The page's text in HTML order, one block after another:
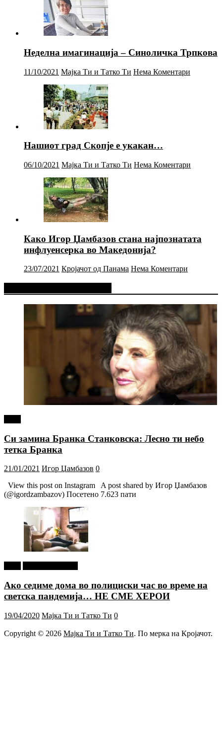
Неделна имагинација – Синоличка Трпкова
11/10/2021 Мајка Ти и Татко Ти Нема Коментари
Нашиот град Скопје е укакан…
06/10/2021 Мајка Ти и Татко Ти Нема Коментари
Како Игор Џамбазов стана најпознатата
инфлуенсерка во Македонија?
23/07/2021 Кројачот од Панама Нема Коментари
Си замина Бранка Станковска: Лесно ти небо
тетка Бранка
21/01/2021 Игор Џамбазов 0
View this post on Instagram A post shared by Игор Џамбазов
(@igordzambazov) Посетено 7.623 пати
Ако седиме дома во полициски час во време на
светска пандемија… НЕ СМЕ ХЕРОИ
19/04/2020 Мајка Ти и Татко Ти 0
Copyright © 2026 Мајка Ти и Татко Ти. По мерка на Кројачот.